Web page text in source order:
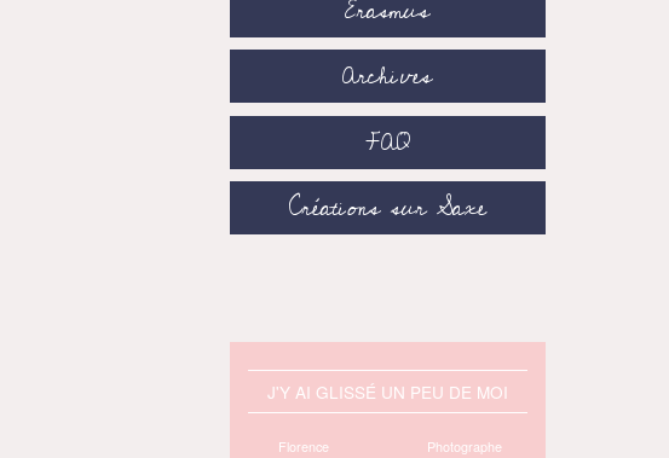
Erasmus
Archives
FAQ
Créations sur Saxe
J'Y AI GLISSÉ UN PEU DE MOI
Florence
Photographe